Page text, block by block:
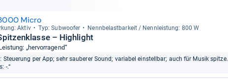
Micro
Aktiv Typ: Sub­woofer Nenn­be­last­bar­keit / Nenn­leis­tung: 800 W
– Highlight
„hervorragend“
Steuerung per App; sehr sauberer Sound; variabel einstellbar; auch für Musik spitze.
-.“